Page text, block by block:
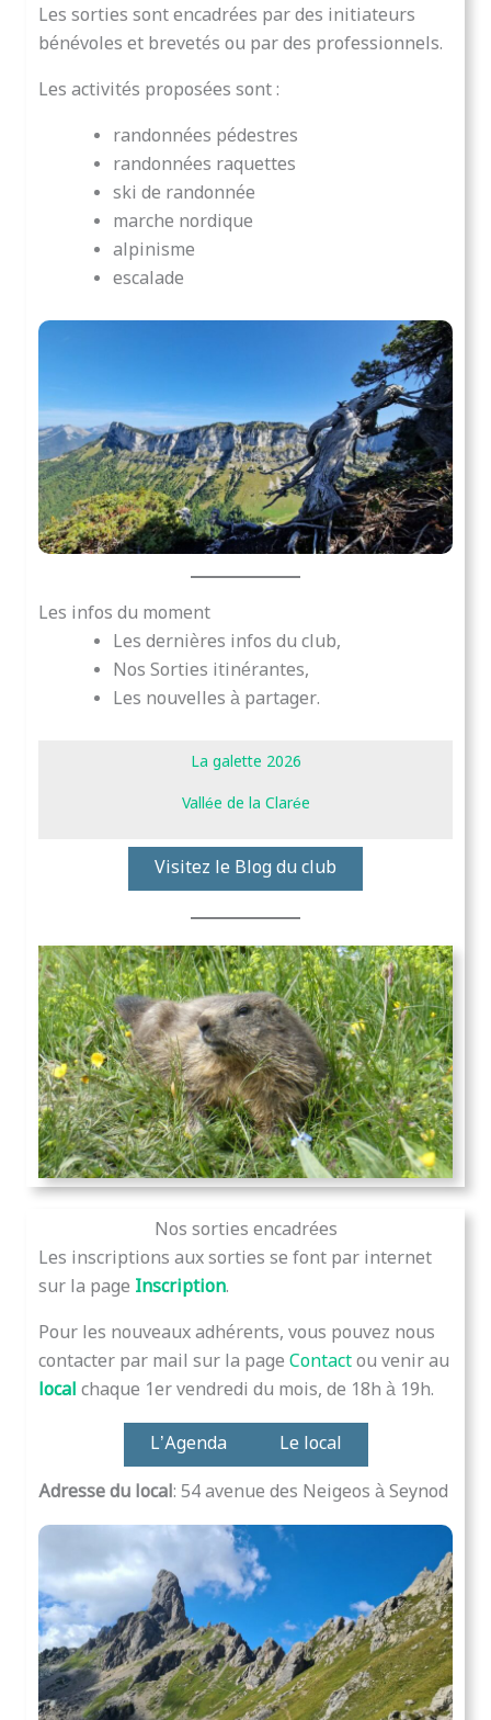
Les sorties sont encadrées par des initiateurs
bénévoles et brevetés ou par des professionnels.
Les activités proposées sont :
randonnées pédestres
randonnées raquettes
ski de randonnée
marche nordique
alpinisme
escalade
Les infos du moment
Les dernières infos du club,
Nos Sorties itinérantes,
Les nouvelles à partager.
La galette 2026
Vallée de la Clarée
Visitez le Blog du club
Nos sorties encadrées
Les inscriptions aux sorties se font par internet
sur la page Inscription.
Pour les nouveaux adhérents, vous pouvez nous
contacter par mail sur la page Contactou venir au
local chaque 1er vendredi du mois, de 18h à 19h.
L’Agenda Le local
Adresse du local: 54 avenue des Neigeos à Seynod